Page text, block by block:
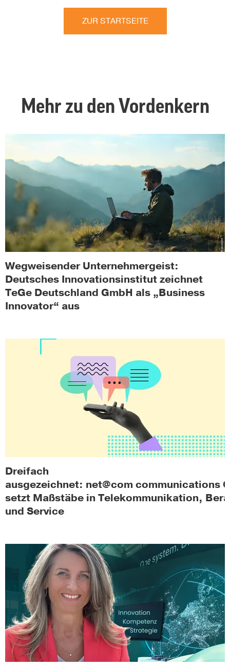
ZUR STARTSEITE
Mehr zu den Vordenkern
Wegweisender Unternehmergeist:
Deutsches Innovationsinstitut zeichnet
TeGe Deutschland GmbH als „Business
Innovator“ aus
Dreifach
ausgezeichnet: net@com communications
setzt Maßstäbe in Telekommunikation,
und Service